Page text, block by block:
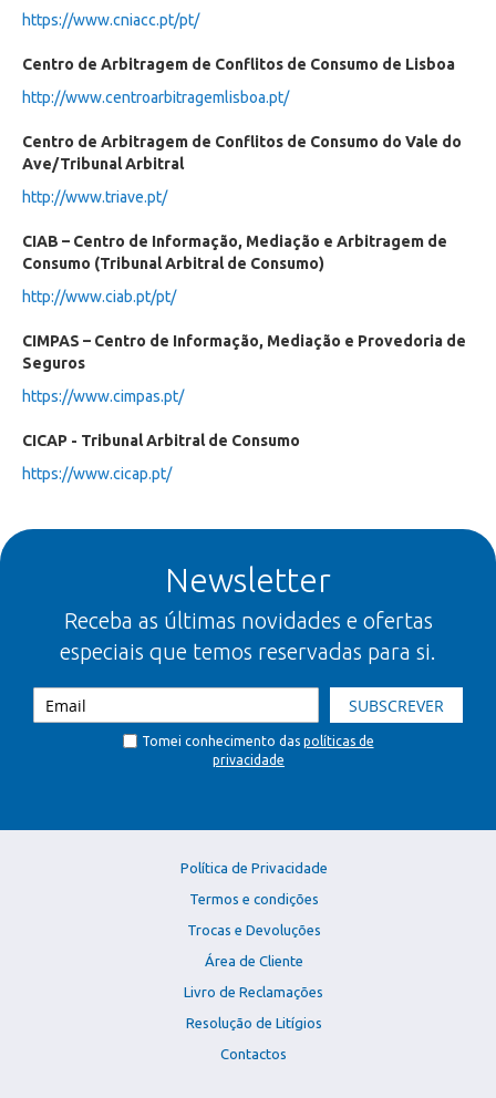
https://www.cniacc.pt/pt/
Centro de Arbitragem de Conflitos de Consumo de Lisboa
http://www.centroarbitragemlisboa.pt/
Centro de Arbitragem de Conflitos de Consumo do Vale do
Ave/Tribunal Arbitral
http://www.triave.pt/
CIAB – Centro de Informação, Mediação e Arbitragem de
Consumo (Tribunal Arbitral de Consumo)
http://www.ciab.pt/pt/
CIMPAS – Centro de Informação, Mediação e Provedoria de
Seguros
https://www.cimpas.pt/
CICAP - Tribunal Arbitral de Consumo
https://www.cicap.pt/
Newsletter
Receba as últimas novidades e ofertas
especiais que temos reservadas para si.
SUBSCREVER
Tomei conhecimento das políticas de
privacidade
Política de Privacidade
Termos e condições
Trocas e Devoluções
Área de Cliente
Livro de Reclamações
Resolução de Litígios
Contactos